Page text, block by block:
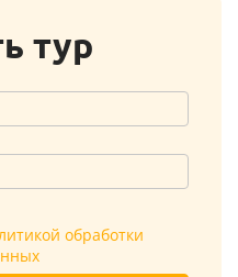
тур
обработки